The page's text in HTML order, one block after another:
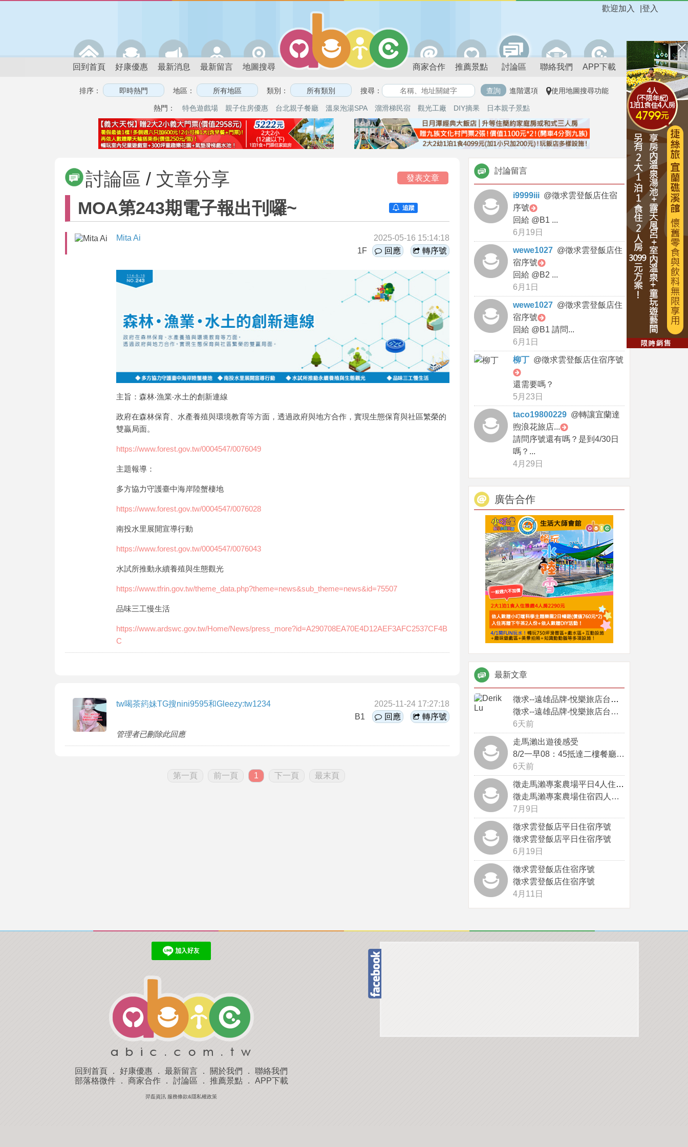
登入
歡迎加入
回到首頁 好康優惠 最新消息 最新留言 地圖搜尋 商家合作 推薦景點 討論區 聯絡我們 APP下載
排序： 地區： 類別： 搜尋： 進階選項 使用地圖搜尋功能
熱門： 特色遊戲場 親子住房優惠 台北親子餐廳 溫泉泡湯SPA 溜滑梯民宿 觀光工廠 DIY摘果 日本親子景點
討論區 / 文章分享 發表文章
MOA第243期電子報出刊囉~ 追蹤
Mita Ai
2025-05-16 15:14:18
1F
回應 轉序號
主旨：森林‧漁業‧水土的創新連線
政府在森林保育、水產養殖與環境教育等方面，透過政府與地方合作，實現生態保育與社區繁榮的
雙贏局面。
https://www.forest.gov.tw/0004547/0076049
主題報導：
多方協力守護臺中海岸陸蟹棲地
https://www.forest.gov.tw/0004547/0076028
南投水里展開宣導行動
https://www.forest.gov.tw/0004547/0076043
水試所推動永續養殖與生態觀光
https://www.tfrin.gov.tw/theme_data.php?theme=news&sub_theme=news&id=75507
品味三工慢生活
https://www.ardswc.gov.tw/Home/News/press_more?id=A290708EA70E4D12AEF3AFC2537CF4B
C
tw喝茶箹妹TG搜nini9595和Gleezy:tw1234
2025-11-24 17:27:18
B1
回應
轉序號
管理者已刪除此回應
第一頁 前一頁 1 下一頁 最末頁
討論留言
i9999iii @徵求雲登飯店住宿
序號
回給 @B1 ...
6月19日
wewe1027 @徵求雲登飯店住
宿序號
回給 @B2 ...
6月1日
wewe1027 @徵求雲登飯店住
宿序號
回給 @B1 請問...
6月1日
柳丁 @徵求雲登飯店住宿序號
還需要嗎？
5月23日
taco19800229 @轉讓宜蘭達
煦浪花旅店...
請問序號還有嗎？是到4/30日
嗎？...
4月29日
廣告合作
最新文章
徵求--遠雄品牌-悅樂旅店台中站前...
徵求--遠雄品牌-悅樂旅店台中站前...
6天前
走馬瀨出遊後感受
8/2一早08：45抵達二樓餐廳，...
6天前
徵走馬瀨專案農場平日4人住宿序號
徵走馬瀨專案農場住宿四人序號，感謝
7月9日
徵求雲登飯店平日住宿序號
徵求雲登飯店平日住宿序號
6月19日
徵求雲登飯店住宿序號
徵求雲登飯店住宿序號
4月11日
回到首頁 ． 好康優惠 ． 最新留言 ． 關於我們 ． 聯絡我們
部落格微件． 商家合作． 討論區 ． 推薦景點． APP下載
羿磊資訊 服務條款&隱私權政策